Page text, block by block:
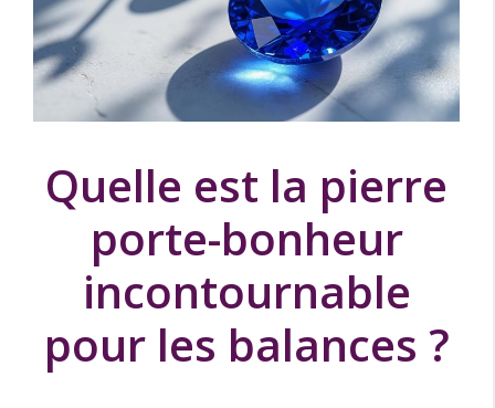
Quelle est la pierre
porte-bonheur
incontournable
pour les balances ?